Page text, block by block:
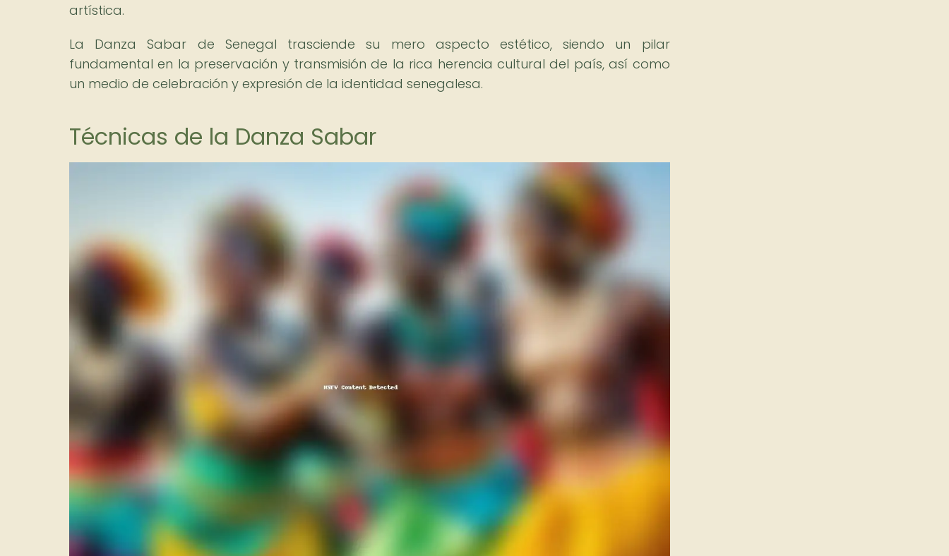
artística.
La Danza Sabar de Senegal trasciende su mero aspecto estético, siendo un pilar
fundamental en la preservación y transmisión de la rica herencia cultural del país, así como
un medio de celebración y expresión de la identidad senegalesa.
Técnicas de la Danza Sabar